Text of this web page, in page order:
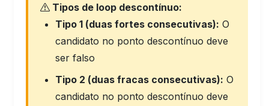
Tipos de loop descontínuo:
Tipo 1 (duas fortes consecutivas): O
candidato no ponto descontínuo deve
ser falso
Tipo 2 (duas fracas consecutivas): O
candidato no ponto descontínuo deve